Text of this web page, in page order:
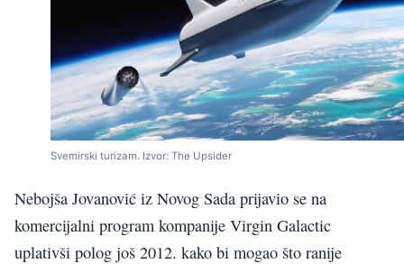
Svemirski turizam. Izvor: The Upsider
Nebojša Jovanović iz Novog Sada prijavio se na
komercijalni program kompanije Virgin Galactic
uplativši polog još 2012. kako bi mogao što ranije